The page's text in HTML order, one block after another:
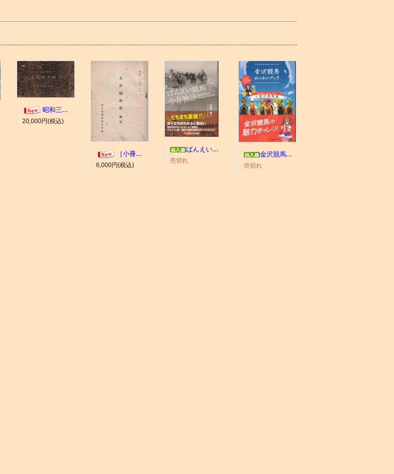
昭和三年十一月 御大典記念
20,000円(税込)
［小冊子］大井競馬場 概要
6,000円(税込)
ばんえい競馬今昔物語
売切れ
金沢競馬わくわくブック
売切れ